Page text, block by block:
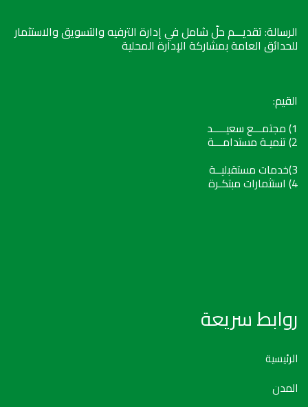
الرسالة: تقديـــم حلّ شامل في إدارة الترفيه والتسويق والاستثمار
للحدائق العامة بمشاركة الإدارة المحلية
القيم:
1) مجتمـــع سعيـــــد
2) تنميـة مستدامـــة
3)خدمات مستقبليــة
4) استثمارات مبتكـرة
روابط سريعة
الرئيسية
المدن